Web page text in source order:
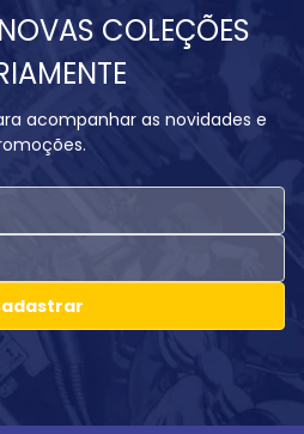
COLEÇÕES
acompanhar as novidades e